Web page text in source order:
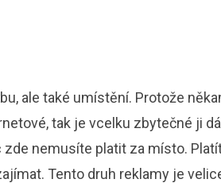
ale také umístění. Protože
tak je vcelku zbytečné ji
zde nemusíte platit za místo.
Tento druh reklamy je